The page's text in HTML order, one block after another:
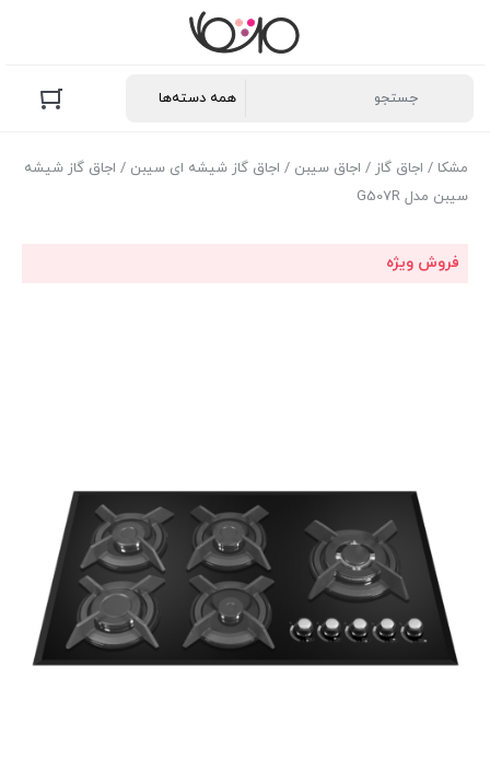
مشکا / اجاق گاز / اجاق سیبن / اجاق گاز شیشه ای سیبن / اجاق گاز شیشه
سیبن مدل G507R
فروش ویژه